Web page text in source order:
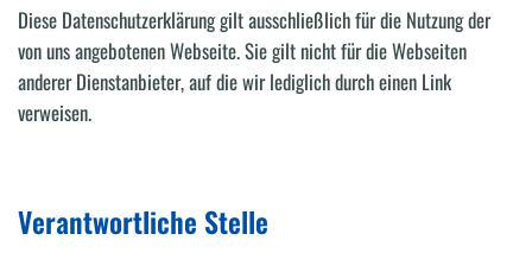
Diese Datenschutzerklärung gilt ausschließlich für die Nutzung der
von uns angebotenen Webseite. Sie gilt nicht für die Webseiten
anderer Dienstanbieter, auf die wir lediglich durch einen Link
verweisen.
Verantwortliche Stelle